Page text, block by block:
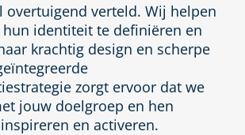
overtuigend verteld. Wij helpen
identiteit te definiëren en
krachtig design en scherpe
zorgt ervoor dat we
jouw doelgroep en hen
en activeren.